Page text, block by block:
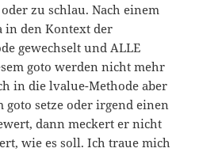
zu schlau. Nach einem
in den Kontext der
gewechselt und ALLE
goto werden nicht mehr
in die lvalue-Methode aber
setze oder irgend einen
dann meckert er nicht
wie es soll. Ich traue mich